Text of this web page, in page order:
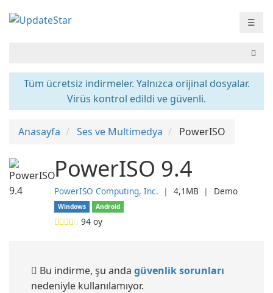
☰
Tüm ücretsiz indirmeler. Yalnızca orijinal dosyalar.
Virüs kontrol edildi ve güvenli.
Anasayfa Ses ve Multimedya PowerISO
PowerISO 9.4
PowerISO Computing, Inc. ❘ 4,1MB ❘ Demo
Windows Android
94 oy
Bu indirme, şu anda güvenlik sorunları
nedeniyle kullanılamıyor.